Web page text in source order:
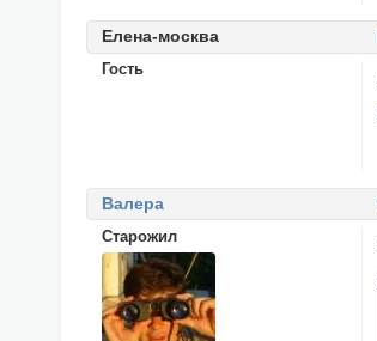
Елена-москва
Гость
Валера
Старожил